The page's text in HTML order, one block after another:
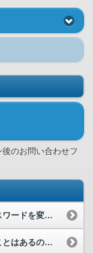
のお問い合わせフ
「パスワードがロックしているため、パスワードを変更できませんでした。お住まいの市区町村の窓口で...
時間経過等で誤入力回数がクリアされることはあるのでしょうか。例えば2回誤入力した後、1日経過し...